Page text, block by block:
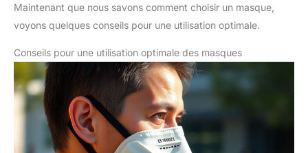
Maintenant que nous savons comment choisir un masque,
voyons quelques conseils pour une utilisation optimale.
Conseils pour une utilisation optimale des masques